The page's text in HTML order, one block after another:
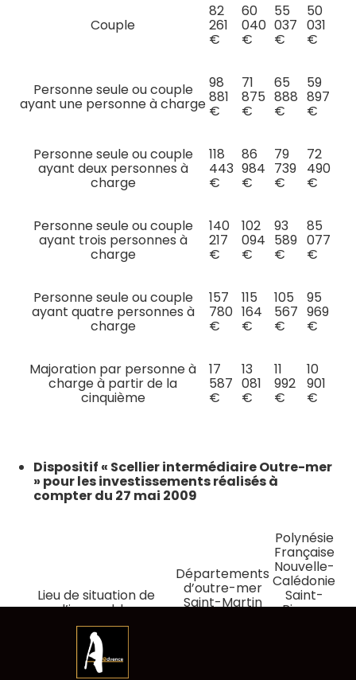
Couple
82
261
€
60
040
€
55
037
€
50
031
€
Personne seule ou couple
ayant une personne à charge
98
881
€
71
875
€
65
888
€
59
897
€
Personne seule ou couple
ayant deux personnes à
charge
118
443
€
86
984
€
79
739
€
72
490
€
Personne seule ou couple
ayant trois personnes à
charge
140
217
€
102
094
€
93
589
€
85
077
€
Personne seule ou couple
ayant quatre personnes à
charge
157
780
€
115
164
€
105
567
€
95
969
€
Majoration par personne à
charge à partir de la
cinquième
17
587
€
13
081
€
11
992
€
10
901
€
Dispositif « Scellier intermédiaire Outre-mer
» pour les investissements réalisés à
compter du 27 mai 2009
Lieu de situation de
l’immeuble
Départements
d’outre-mer
Saint-Martin
Polynésie
Française
Nouvelle-
Calédonie
Saint-
Pierre-